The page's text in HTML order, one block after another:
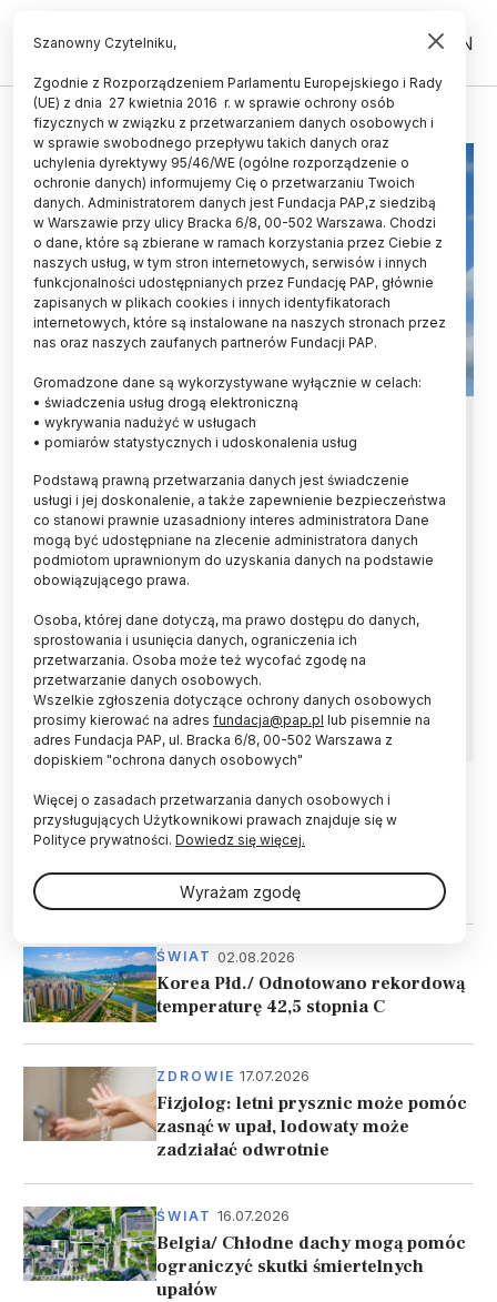
PL EN
UPAŁY
Ekspert: podczas upałów rośnie
stężenie ozonu przyziemnego,
który jest szkodliwy dla dróg
oddechowych
Podczas fal upałów wzrasta stężenie ozonu
przy powierzchni Ziemi, ponieważ reakcje
fotochemiczne związane z jego produkcją są
zależne od temperatury - wyjaśnia prof. Janusz
Krzyścin z IGF PAN. Wyższa koncentracja tego
gazu jest szkodliwa dla dróg oddechowych oraz
błon śluzowych.
ŚWIAT 02.08.2026
Włochy/ Ekstremalne upały w całym
kraju, rekordowa liczba miast z
najwyższym stopniem alarmu
ŚWIAT 02.08.2026
Korea Płd./ Odnotowano rekordową
temperaturę 42,5 stopnia C
ZDROWIE 17.07.2026
Fizjolog: letni prysznic może pomóc
zasnąć w upał, lodowaty może
zadziałać odwrotnie
ŚWIAT 16.07.2026
Belgia/ Chłodne dachy mogą pomóc
ograniczyć skutki śmiertelnych
upałów
Szanowny Czytelniku,
Zgodnie z Rozporządzeniem Parlamentu Europejskiego i Rady
(UE) z dnia 27 kwietnia 2016 r. w sprawie ochrony osób
fizycznych w związku z przetwarzaniem danych osobowych i
w sprawie swobodnego przepływu takich danych oraz
uchylenia dyrektywy 95/46/WE (ogólne rozporządzenie o
ochronie danych) informujemy Cię o przetwarzaniu Twoich
danych. Administratorem danych jest Fundacja PAP,z siedzibą
w Warszawie przy ulicy Bracka 6/8, 00-502 Warszawa. Chodzi
o dane, które są zbierane w ramach korzystania przez Ciebie z
naszych usług, w tym stron internetowych, serwisów i innych
funkcjonalności udostępnianych przez Fundację PAP, głównie
zapisanych w plikach cookies i innych identyfikatorach
internetowych, które są instalowane na naszych stronach przez
nas oraz naszych zaufanych partnerów Fundacji PAP.
Gromadzone dane są wykorzystywane wyłącznie w celach:
• świadczenia usług drogą elektroniczną
• wykrywania nadużyć w usługach
• pomiarów statystycznych i udoskonalenia usług
Podstawą prawną przetwarzania danych jest świadczenie
usługi i jej doskonalenie, a także zapewnienie bezpieczeństwa
co stanowi prawnie uzasadniony interes administratora Dane
mogą być udostępniane na zlecenie administratora danych
podmiotom uprawnionym do uzyskania danych na podstawie
obowiązującego prawa.
Osoba, której dane dotyczą, ma prawo dostępu do danych,
sprostowania i usunięcia danych, ograniczenia ich
przetwarzania. Osoba może też wycofać zgodę na
przetwarzanie danych osobowych.
Wszelkie zgłoszenia dotyczące ochrony danych osobowych
prosimy kierować na adres fundacja@pap.pl lub pisemnie na
adres Fundacja PAP, ul. Bracka 6/8, 00-502 Warszawa z
dopiskiem "ochrona danych osobowych"
Więcej o zasadach przetwarzania danych osobowych i
przysługujących Użytkownikowi prawach znajduje się w
Polityce prywatności. Dowiedz się więcej.
Wyrażam zgodę